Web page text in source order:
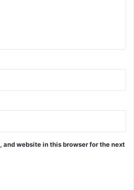
and website in this browser for the next